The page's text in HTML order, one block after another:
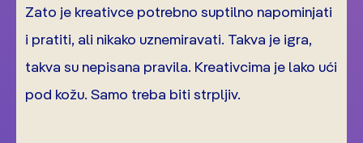
Zato je kreativce potrebno suptilno napominjati
i pratiti, ali nikako uznemiravati. Takva je igra,
takva su nepisana pravila. Kreativcima je lako ući
pod kožu. Samo treba biti strpljiv.